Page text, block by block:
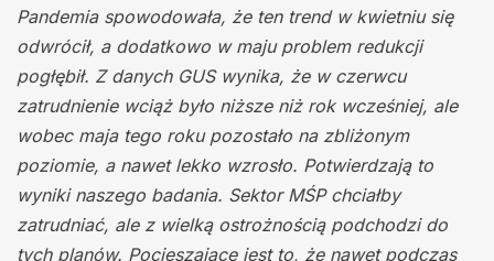
Pandemia spowodowała, że ten trend w kwietniu się
odwrócił, a dodatkowo w maju problem redukcji
pogłębił. Z danych GUS wynika, że w czerwcu
zatrudnienie wciąż było niższe niż rok wcześniej, ale
wobec maja tego roku pozostało na zbliżonym
poziomie, a nawet lekko wzrosło. Potwierdzają to
wyniki naszego badania. Sektor MŚP chciałby
zatrudniać, ale z wielką ostrożnością podchodzi do
tych planów. Pocieszające jest to, że nawet podczas